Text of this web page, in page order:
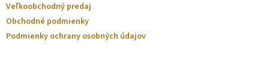
Veľkoobchodný predaj
Obchodné podmienky
Podmienky ochrany osobných údajov